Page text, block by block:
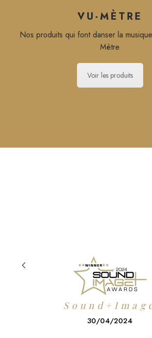
VU-MÈTRE
Nos produits qui font danser la
Mètre
Voir les produits
30/04/2024